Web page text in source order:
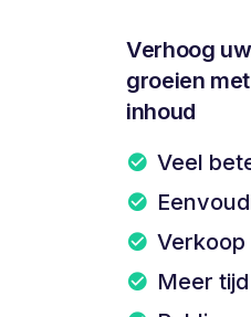
Verhoog
groeien
inhoud
Veel
Verkoop
Meer